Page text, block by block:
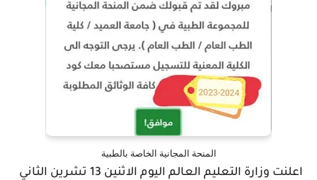
المنحة المجانية الخاصة بالطبية
اعلنت وزارة التعليم العالم اليوم الاثنين 13 تشرين الثاني